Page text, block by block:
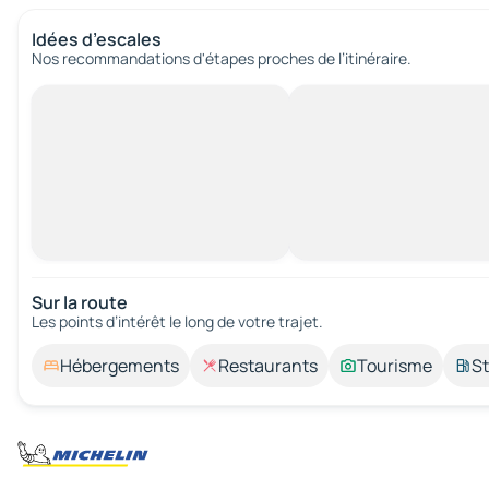
Idées d’escales
Nos recommandations d'étapes proches de l’itinéraire.
Sur la route
Les points d’intérêt le long de votre trajet.
Hébergements Restaurants Tourisme